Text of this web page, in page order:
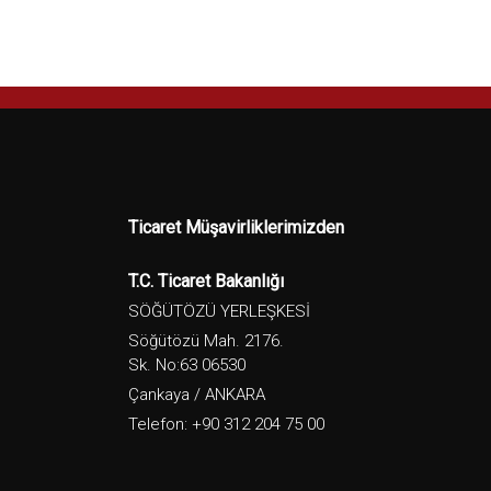
Ticaret Müşavirliklerimizden
T.C. Ticaret Bakanlığı
SÖĞÜTÖZÜ YERLEŞKESİ
Söğütözü Mah. 2176.
Sk. No:63 06530
Çankaya / ANKARA
Telefon: +90 312 204 75 00